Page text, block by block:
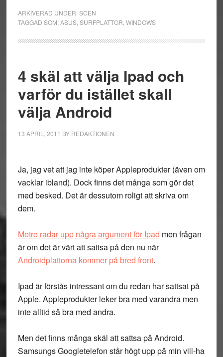
ARKIVERAD UNDER:SCEN
TAGGAD SOM:ASUS, SURFPLATTOR WINDOWS
4 skäl att välja Ipad och
varför du istället skall
välja Android
13 APRIL, 2011 BY REDAKTIONEN
Ja, jag vet att jag inte köper Appleprodukter (även om
vacklar ibland). Dock finns det många som gör det
med besked. Det är dessutom roligt att skriva om
dem.
Metro radar upp några argument för Ipad men frågan
är om det är värt att sattsa på den nu när
Androidplattorna kommer på bred front.
Ipad är förstås intressant om du redan har sattsat på
Apple. Appleprodukter leker bra med varandra men
inte alltid så bra med andra.
Men det finns många skäl att sattsa på Android.
Samsungs Googletelefon står högt upp på min vill-ha